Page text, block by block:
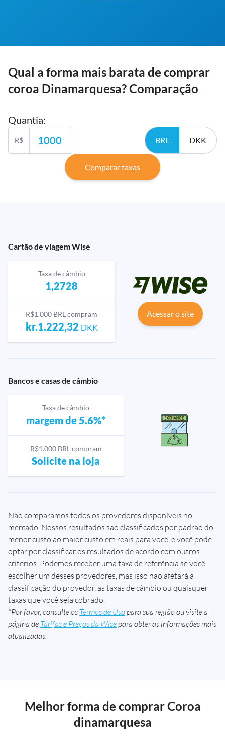
Qual a forma mais barata de comprar
coroa Dinamarquesa? Comparação
Quantia:
R$ BRL DKK
Comparar taxas
Cartão de viagem Wise
Taxa de câmbio
1,2728
R$1.000 BRL compram
kr.1.222,32 DKK
Acessar o site
Bancos e casas de câmbio
Taxa de câmbio
margem de 5.6%*
R$1.000 BRL compram
Solicite na loja
Não comparamos todos os provedores disponíveis no
mercado. Nossos resultados são classificados por padrão do
menor custo ao maior custo em reais para você, e você pode
optar por classificar os resultados de acordo com outros
critérios. Podemos receber uma taxa de referência se você
escolher um desses provedores, mas isso não afetará a
classificação do provedor, as taxas de câmbio ou quaisquer
taxas que você seja cobrado.
*Por favor, consulte os Termos de Usopara sua região ou visite a
página de Tarifas e Preços da Wisepara obter as informações mais
atualizadas.
Melhor forma de comprar Coroa
dinamarquesa